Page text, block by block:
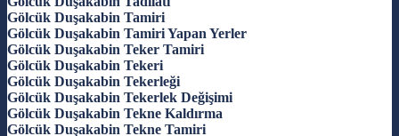
Gölcük Duşakabin Tamiri
Gölcük Duşakabin Tamiri Yapan Yerler
Gölcük Duşakabin Teker Tamiri
Gölcük Duşakabin Tekeri
Gölcük Duşakabin Tekerleği
Gölcük Duşakabin Tekerlek Değişimi
Gölcük Duşakabin Tekne Kaldırma
Gölcük Duşakabin Tekne Tamiri